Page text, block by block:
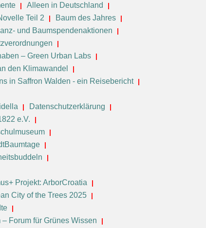
Alleen in Deutschland
Teil 2
Baum des Jahres
und Baumspendenaktionen
– Green Urban Labs
den Klimawandel
in Saffron Walden - ein Reisebericht
Datenschutzerklärung
e.V.
Projekt: ArborCroatia
City of the Trees 2025
– Forum für Grünes Wissen